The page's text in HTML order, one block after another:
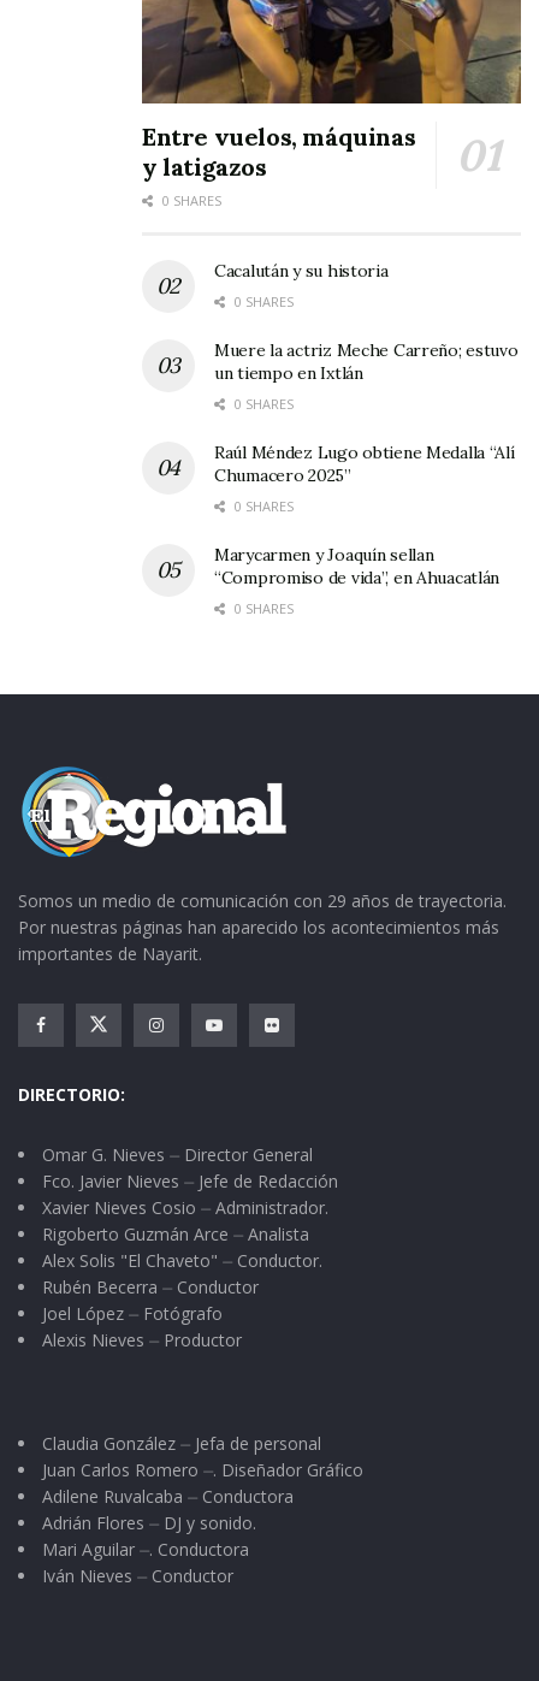
Entre vuelos, máquinas
y latigazos
0 SHARES
Cacalután y su historia
0 SHARES
Muere la actriz Meche Carreño; estuvo
un tiempo en Ixtlán
0 SHARES
Raúl Méndez Lugo obtiene Medalla “Alí
Chumacero 2025”
0 SHARES
Marycarmen y Joaquín sellan
“Compromiso de vida”, en Ahuacatlán
0 SHARES
Somos un medio de comunicación con 29 años de trayectoria.
Por nuestras páginas han aparecido los acontecimientos más
importantes de Nayarit.
DIRECTORIO:
Omar G. Nieves ⏤ Director General
Fco. Javier Nieves ⏤ Jefe de Redacción
Xavier Nieves Cosio ⏤ Administrador.
Rigoberto Guzmán Arce ⏤ Analista
Alex Solis "El Chaveto" ⏤ Conductor.
Rubén Becerra ⏤ Conductor
Joel López ⏤ Fotógrafo
Alexis Nieves ⏤ Productor
Claudia González ⏤ Jefa de personal
Juan Carlos Romero ⏤. Diseñador Gráfico
Adilene Ruvalcaba ⏤ Conductora
Adrián Flores ⏤ DJ y sonido.
Mari Aguilar ⏤. Conductora
Iván Nieves ⏤ Conductor